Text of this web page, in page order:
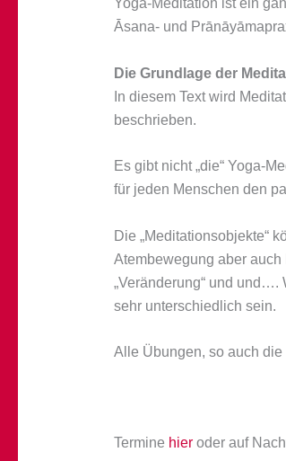
Yoga-Meditation ist ein
Āsana- und
Die Grundlage der
In diesem Text wird
beschrieben.
Es gibt nicht „die“ Yoga-
für jeden Menschen den
Die „Meditationsobjekte“
Atembewegung aber auch
„Veränderung“ und und….
sehr unterschiedlich sein.
Alle Übungen, so auch
Termine hier oder auf